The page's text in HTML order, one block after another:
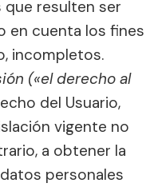
resulten ser
en cuenta los fines
incompletos.
(«el derecho al
del Usuario,
vigente no
a obtener la
personales